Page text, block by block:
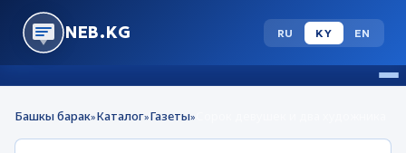
NEB.KG RU KY EN
Башкы барак»Каталог»Газеты»